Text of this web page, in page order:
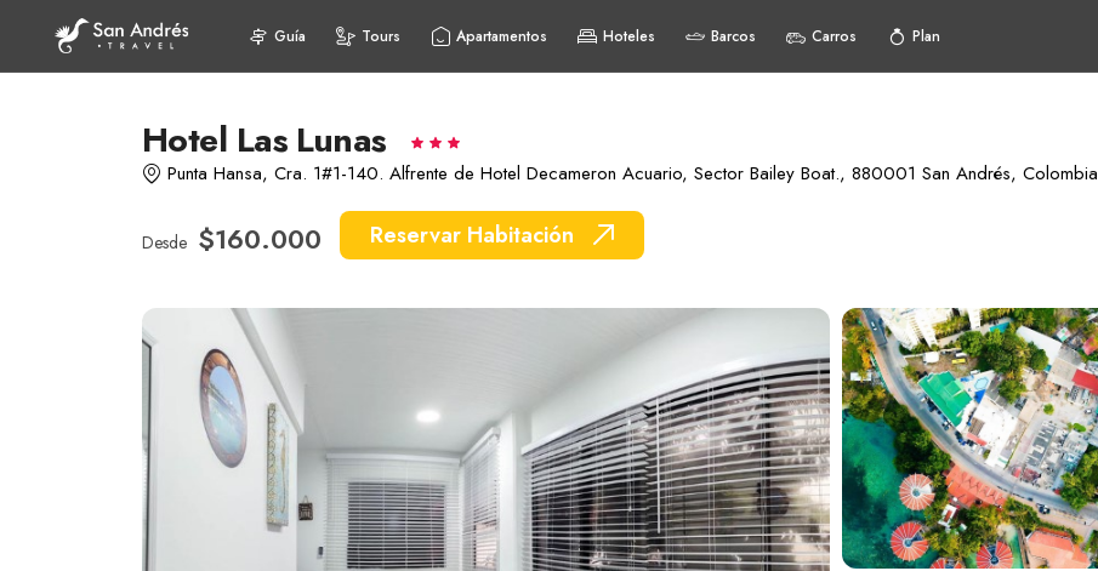
Guía Tours Apartamentos Hoteles Barcos Carros Plan
Hotel Las Lunas
Punta Hansa, Cra. 1#1-140. Alfrente de Hotel Decameron Acuario, Sector Bailey Boat., 880001 San Andrés, Colombia
Desde $160.000 Reservar Habitación